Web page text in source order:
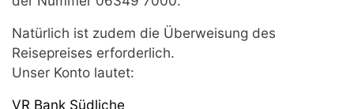
Natürlich ist zudem die Überweisung des
Reisepreises erforderlich.
Unser Konto lautet:
VR Bank Südliche